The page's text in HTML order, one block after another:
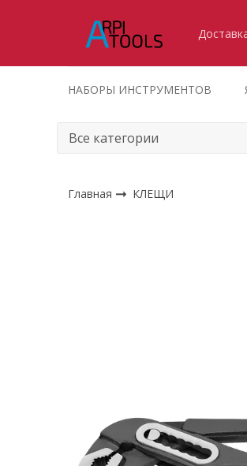
НАБОРЫ ИНСТРУМЕНТОВ
Главная КЛЕЩИ